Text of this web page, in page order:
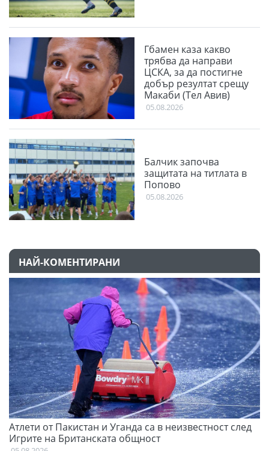
Гбамен каза какво
трябва да направи
ЦСКА, за да постигне
добър резултат срещу
Макаби (Тел Авив)
05.08.2026
Балчик започва
защитата на титлата в
Попово
05.08.2026
НАЙ-КОМЕНТИРАНИ
Атлети от Пакистан и Уганда са в неизвестност след
Игрите на Британската общност